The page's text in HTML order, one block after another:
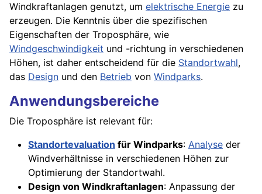
Windkraftanlagen genutzt, um elektrische Energie zu
erzeugen. Die Kenntnis über die spezifischen
Eigenschaften der Troposphäre, wie
Windgeschwindigkeit und -richtung in verschiedenen
Höhen, ist daher entscheidend für die Standortwahl,
das Design und den Betrieb von Windparks.
Anwendungsbereiche
Die Troposphäre ist relevant für:
Standortevaluation für Windparks: Analyse der
Windverhältnisse in verschiedenen Höhen zur
Optimierung der Standortwahl.
Design von Windkraftanlagen: Anpassung der